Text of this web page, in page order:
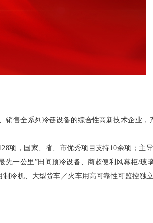
销售全系列冷链设备的综合性高新技术企业，
项，国家、省、市优秀项目支持10余项；主
先一公里”田间预冷设备、商超便利风幕柜/玻
冷机、大型货车／火车用高可靠性可监控独